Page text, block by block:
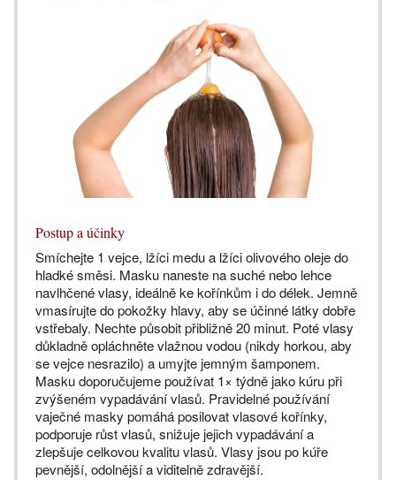
Postup a účinky
Smíchejte 1 vejce, lžíci medu a lžíci olivového oleje do
hladké směsi. Masku naneste na suché nebo lehce
navlhčené vlasy, ideálně ke kořínkům i do délek. Jemně
vmasírujte do pokožky hlavy, aby se účinné látky dobře
vstřebaly. Nechte působit přibližně 20 minut. Poté vlasy
důkladně opláchněte vlažnou vodou (nikdy horkou, aby
se vejce nesrazilo) a umyjte jemným šamponem.
Masku doporučujeme používat 1× týdně jako kúru při
zvýšeném vypadávání vlasů. Pravidelné používání
vaječné masky pomáhá posilovat vlasové kořínky,
podporuje růst vlasů, snižuje jejich vypadávání a
zlepšuje celkovou kvalitu vlasů. Vlasy jsou po kúře
pevnější, odolnější a viditelně zdravější.